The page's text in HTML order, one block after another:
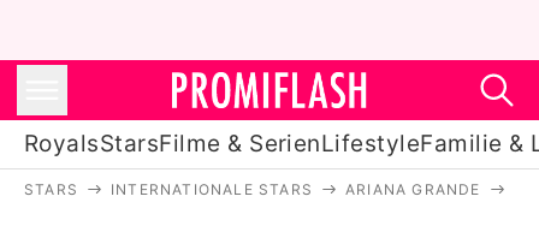
RoyalsStarsFilme & SerienLifestyleFamilie &
STARS INTERNATIONALE STARS ARIANA GRANDE